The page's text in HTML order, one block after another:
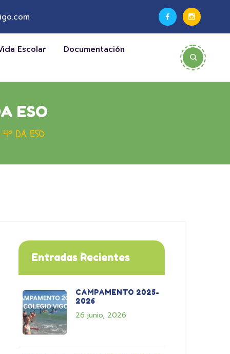
Escolar
Documentación
ESO
DA ESO
Entradas Recientes
CAMPAMENTO 2025-
2026
26 junio, 2026